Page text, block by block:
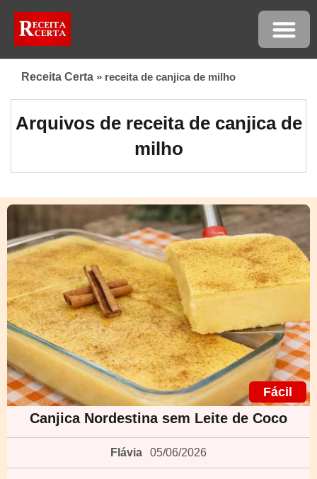
Receita Certa » receita de canjica de milho
Arquivos de receita de canjica de
milho
Fácil
Canjica Nordestina sem Leite de Coco
Flávia 05/06/2026